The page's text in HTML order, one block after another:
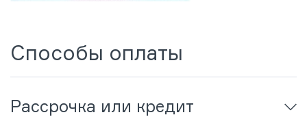
Способы оплаты
Рассрочка или кредит